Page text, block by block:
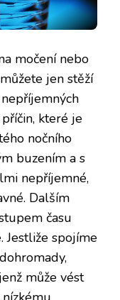
močení nebo
jen stěží
které je
nočního
buzením a s
nepříjemné,
Dalším
času
Jestliže spojíme
může vést